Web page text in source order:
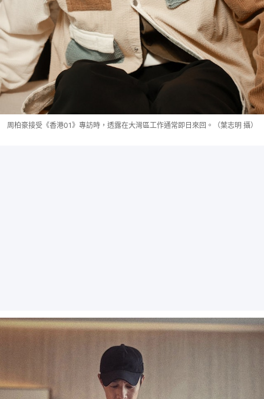
周柏豪接受《香港01》專訪時，透露在大灣區工作通常即日來回。（葉志明 攝）